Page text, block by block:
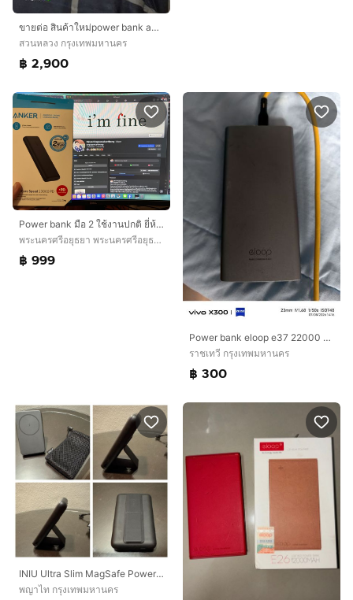
ขายต่อ สินค้าใหม่power bank anker สำหรับlaptop ของแท้ ซื้อมาผิด
สวนหลวง กรุงเทพมหานคร
฿ 2,900
Power bank มือ 2 ใช้งานปกติ ยี่ห้อ Anker รุ่น PowerCore Speed 20000 PD อยู่ อยุธยานัดรับตลาดเจ้าพรหม Spec จ่ายไฟตามภาพ
พระนครศรีอยุธยา พระนครศรีอยุธยา
฿ 999
Power bank eloop e37 22000 mah สภาพดี ใช้งานปกติ ไม่ชาร์จเร็วกับเครื่องรุ่นใหม่ๆ วัตต์สูงๆ ไม่มีกล่อง อุปกรณ์มีแค่ตัวเครื่อง ขาย 300 บาทรวมส่งครับ
ราชเทวี กรุงเทพมหานคร
฿ 300
INIU Ultra Slim MagSafe Powerbank 5500mAh 20W Fast Charge Foldable Stand, Like New Warranty
พญาไท กรุงเทพมหานคร